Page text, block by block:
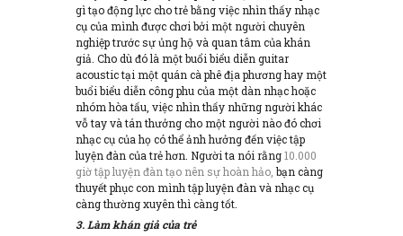
gì tạo động lực cho trẻ bằng việc nhìn thấy nhạc
cụ của mình được chơi bởi một người chuyên
nghiệp trước sự ủng hộ và quan tâm của khán
giả. Cho dù đó là một buổi biểu diễn guitar
acoustic tại một quán cà phê địa phương hay một
buổi biểu diễn công phu của một dàn nhạc hoặc
nhóm hòa tấu, việc nhìn thấy những người khác
vỗ tay và tán thưởng cho một người nào đó chơi
nhạc cụ của họ có thể ảnh hưởng đến việc tập
luyện đàn của trẻ hơn. Người ta nói rằng10.000
giờ tập luyện đàn tạo nên sự hoàn hảo, bạn càng
thuyết phục con mình tập luyện đàn và nhạc cụ
càng thường xuyên thì càng tốt.
3. Làm khán giả của trẻ